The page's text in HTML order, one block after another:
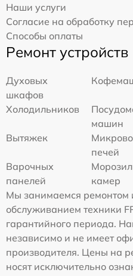
Наши услуги
Согласие на обработку
Способы оплаты
Ремонт устройств
Духовых
шкафов
Холодильников
машин
Вытяжек
печей
Варочных
панелей
камер
Мы занимаемся ремонтом
обслуживанием техники
гарантийного периода.
независимо и не имеет
производителя. Цены на
носят исключительно